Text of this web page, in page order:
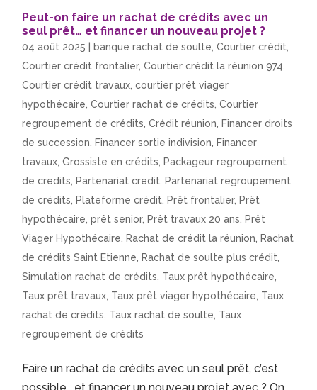
Peut-on faire un rachat de crédits avec un
seul prêt… et financer un nouveau projet ?
04 août 2025 banque rachat de soulte ,Courtier crédit
Courtier crédit frontalier,Courtier crédit la réunion 974
Courtier crédit travaux ,courtier prêt viager
hypothécaire ,Courtier rachat de crédits ,Courtier
regroupement de crédits ,Crédit réunion
Financer droits
de succession
Financer sortie indivision
Financer
travaux ,Grossiste en crédits
Packageur regroupement
de credits
Partenariat credit
Partenariat regroupement
de crédits
Plateforme crédit Prêt frontalier, Prêt
hypothécaire ,prêt senior, Prêt travaux 20 ans
Prêt
Viager Hypothécaire
Rachat de crédit la réunion
Rachat
de crédits Saint Etienne
Rachat de soulte plus crédit
Simulation rachat de crédits Taux prêt hypothécaire
Taux prêt travaux Taux prêt viager hypothécaire Taux
rachat de crédits Taux rachat de soulte Taux
regroupement de crédits
Faire un rachat de crédits avec un seul prêt, c’est